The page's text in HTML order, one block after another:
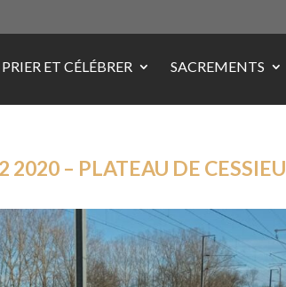
PRIER ET CÉLÉBRER SACREMENTS
– PLATEAU DE CESSIEU